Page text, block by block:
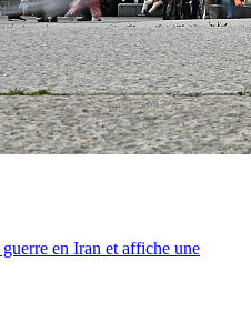
en Iran et affiche une